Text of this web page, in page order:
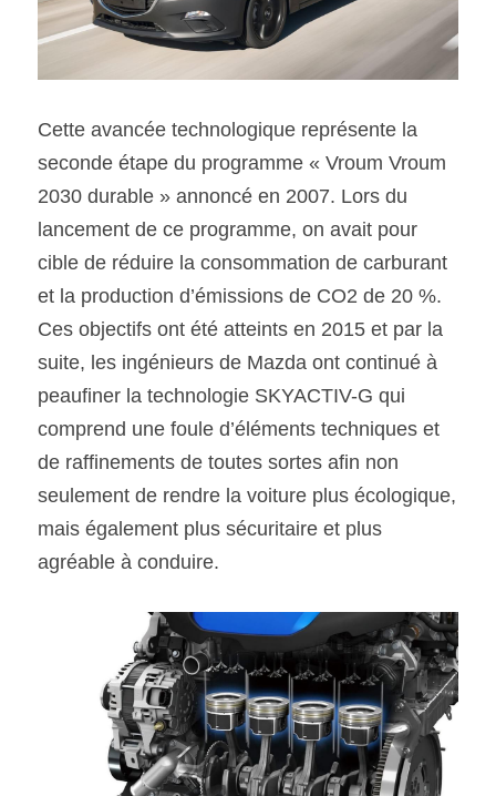
Cette avancée technologique représente la
seconde étape du programme « Vroum Vroum
2030 durable » annoncé en 2007. Lors du
lancement de ce programme, on avait pour
cible de réduire la consommation de carburant
et la production d’émissions de CO2 de 20 %.
Ces objectifs ont été atteints en 2015 et par la
suite, les ingénieurs de Mazda ont continué à
peaufiner la technologie SKYACTIV-G qui
comprend une foule d’éléments techniques et
de raffinements de toutes sortes afin non
seulement de rendre la voiture plus écologique,
mais également plus sécuritaire et plus
agréable à conduire.